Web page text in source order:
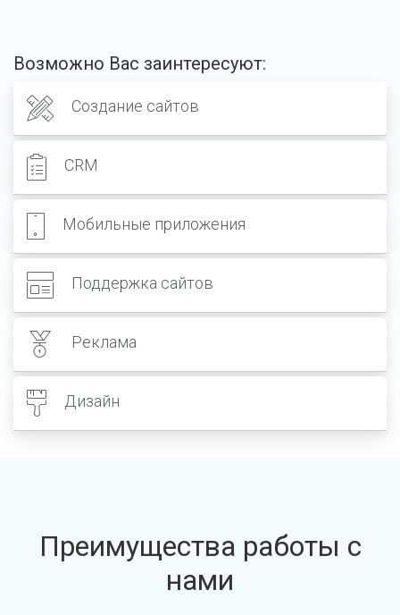
Возможно Вас заинтересуют:
Создание сайтов
CRM
Мобильные приложения
Поддержка сайтов
Реклама
Дизайн
Преимущества работы с
нами